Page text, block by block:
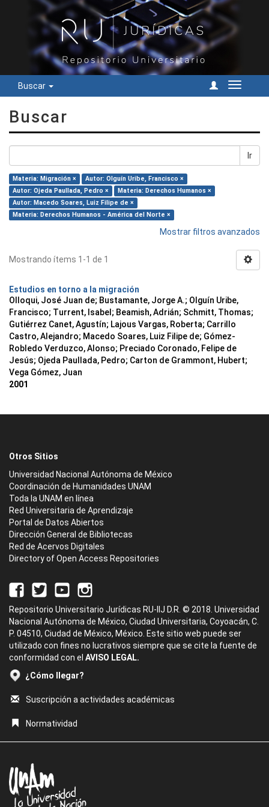
Buscar
Cambiar
Buscar
Ir
Materia: Migración ×
Autor: Olguín Uribe, Francisco ×
Autor: Ojeda Paullada, Pedro ×
Materia: Derechos Humanos ×
Autor: Macedo Soares, Luiz Filipe de ×
Materia: Derechos Humanos - América del Norte ×
Mostrar filtros avanzados
Mostrando ítems 1-1 de 1
Estudios en torno a la migración
Olloqui, José Juan de; Bustamante, Jorge A.; Olguín Uribe,
Francisco; Turrent, Isabel; Beamish, Adrián; Schmitt, Thomas;
Gutiérrez Canet, Agustín; Lajous Vargas, Roberta; Carrillo
Castro, Alejandro; Macedo Soares, Luiz Filipe de; Gómez-
Robledo Verduzco, Alonso; Preciado Coronado, Felipe de
Jesús; Ojeda Paullada, Pedro; Carton de Grammont, Hubert;
Vega Gómez, Juan
2001
Otros Sitios
Universidad Nacional Autónoma de México
Coordinación de Humanidades UNAM
Toda la UNAM en línea
Red Universitaria de Aprendizaje
Portal de Datos Abiertos
Dirección General de Bibliotecas
Red de Acervos Digitales
Directory of Open Access Repositories
Repositorio Universitario Jurídicas RU-IIJ D.R. © 2018. Universidad
Nacional Autónoma de México, Ciudad Universitaria, Coyoacán, C.
P. 04510, Ciudad de México, México. Este sitio web puede ser
utilizado con fines no lucrativos siempre que se cite la fuente de
conformidad con el AVISO LEGAL.
¿Cómo llegar?
Suscripción a actividades académicas
Normatividad